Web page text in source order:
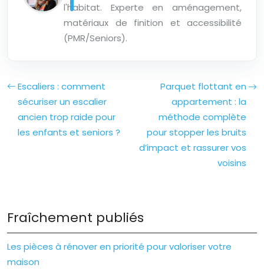
l'habitat. Experte en aménagement,
matériaux de finition et accessibilité
(PMR/Seniors).
Escaliers : comment
sécuriser un escalier
ancien trop raide pour
les enfants et seniors ?
Parquet flottant en
appartement : la
méthode complète
pour stopper les bruits
d’impact et rassurer vos
voisins
Fraîchement publiés
Les pièces à rénover en priorité pour valoriser votre
maison